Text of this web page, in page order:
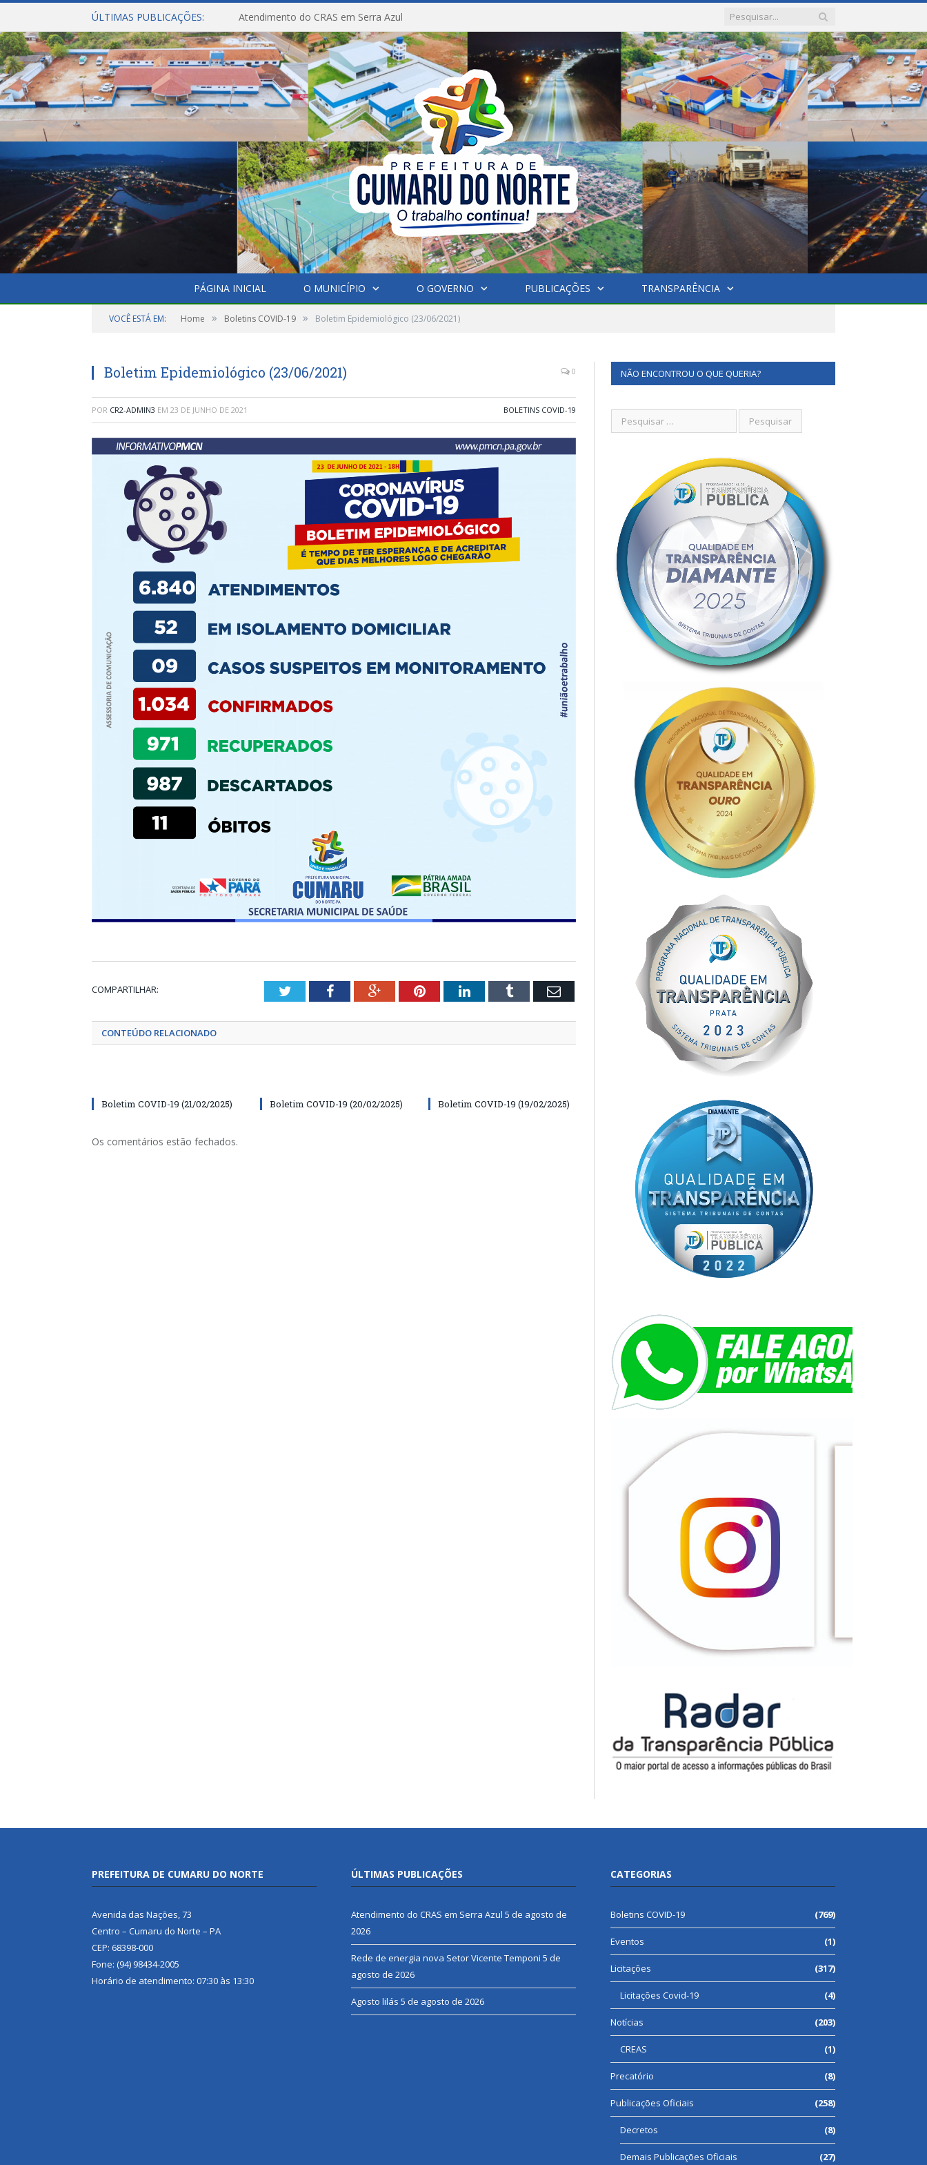
ÚLTIMAS PUBLICAÇÕES: Atendimento do CRAS em Serra Azul
PÁGINA INICIAL O MUNICÍPIO O GOVERNO PUBLICAÇÕES TRANSPARÊNCIA
VOCÊ ESTÁ EM: Home » Boletins COVID-19 » Boletim Epidemiológico (23/06/2021)
Boletim Epidemiológico (23/06/2021) 0
POR CR2-ADMIN3 EM 23 DE JUNHO DE 2021 BOLETINS COVID-19
COMPARTILHAR: TwitterFacebookGoogle+PinterestLinkedInTumblr Email
CONTEÚDO RELACIONADO
Boletim COVID-19 (21/02/2025) Boletim COVID-19 (20/02/2025) Boletim COVID-19 (19/02/2025)
Os comentários estão fechados.
NÃO ENCONTROU O QUE QUERIA?
PREFEITURA DE CUMARU DO NORTE
Avenida das Nações, 73
Centro – Cumaru do Norte – PA
CEP: 68398-000
Fone: (94) 98434-2005
Horário de atendimento: 07:30 às 13:30
ÚLTIMAS PUBLICAÇÕES
Atendimento do CRAS em Serra Azul 5 de agosto de
2026
Rede de energia nova Setor Vicente Temponi 5 de
agosto de 2026
Agosto lilás 5 de agosto de 2026
CATEGORIAS
Boletins COVID-19 (769)
Eventos (1)
Licitações (317)
Licitações Covid-19 (4)
Notícias (203)
CREAS (1)
Precatório (8)
Publicações Oficiais (258)
Decretos (8)
Demais Publicações Oficiais (27)